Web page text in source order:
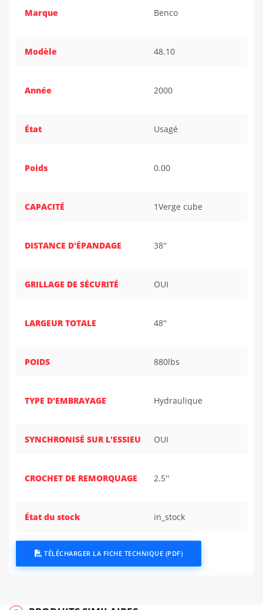
Marque Benco
Modèle 48.10
Année 2000
État Usagé
Poids 0.00
CAPACITÉ 1Verge cube
DISTANCE D'ÉPANDAGE 38''
GRILLAGE DE SÉCURITÉ OUI
LARGEUR TOTALE 48''
POIDS 880lbs
TYPE D'EMBRAYAGE Hydraulique
SYNCHRONISÉ SUR L'ESSIEU OUI
CROCHET DE REMORQUAGE 2.5''
État du stock in_stock
TÉLÉCHARGER LA FICHE TECHNIQUE (PDF)